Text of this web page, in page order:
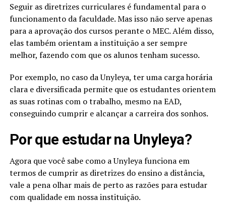
Seguir as diretrizes curriculares é fundamental para o
funcionamento da faculdade. Mas isso não serve apenas
para a aprovação dos cursos perante o MEC. Além disso,
elas também orientam a instituição a ser sempre
melhor, fazendo com que os alunos tenham sucesso.
Por exemplo, no caso da Unyleya, ter uma carga horária
clara e diversificada permite que os estudantes orientem
as suas rotinas com o trabalho, mesmo na EAD,
conseguindo cumprir e alcançar a carreira dos sonhos.
Por que estudar na Unyleya?
Agora que você sabe como a Unyleya funciona em
termos de cumprir as diretrizes do ensino a distância,
vale a pena olhar mais de perto as razões para estudar
com qualidade em nossa instituição.